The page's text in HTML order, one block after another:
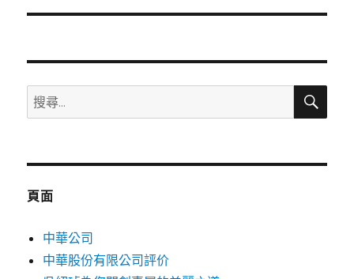
文
搜
尋
鍵
搜
頁面
中華公司
中華股份有限公司評价